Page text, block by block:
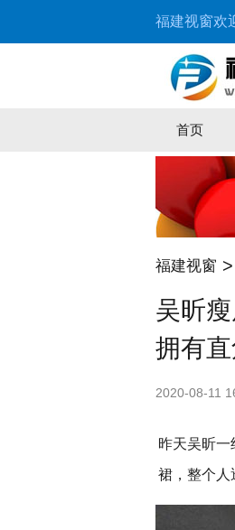
福建视窗欢
首页
福建视窗 >
吴昕
拥有
2020-08-11
昨天吴昕
裙，整个人